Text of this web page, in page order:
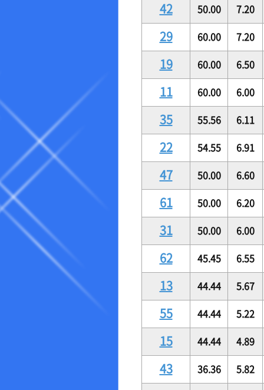
42 50.00 7.20
29 60.00 7.20
19 60.00 6.50
11 60.00 6.00
35 55.56 6.11
22 54.55 6.91
47 50.00 6.60
61 50.00 6.20
31 50.00 6.00
62 45.45 6.55
13 44.44 5.67
55 44.44 5.22
15 44.44 4.89
43 36.36 5.82